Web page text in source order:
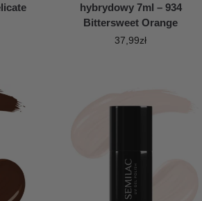
hybrydowy 7ml – 934
Bittersweet Orange
37,99zł